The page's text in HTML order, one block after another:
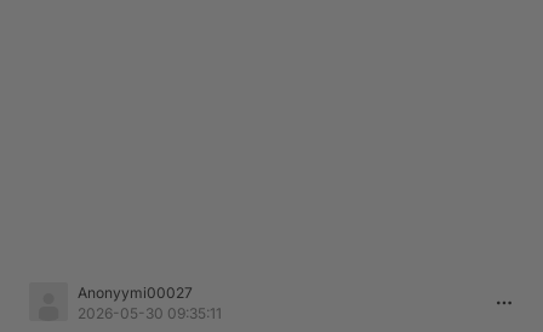
Anonyymi00027
2026-05-30 09:35:11